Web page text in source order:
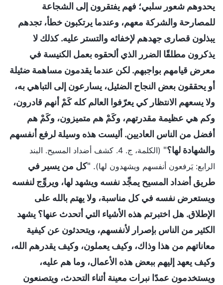
يحدوهم شعور سلبي؛ فهم يفتقرون إلى الشجاعة
للمصارحة والشركة معهم، وعندما يرتكبون خطأ، تجدهم
يبذلون قصارى جهدهم لإخفائه والتستر عليه. كذلك لا
يذكرون مطلقًا الضرر الذي ألحقوه بعمل الكنيسة في
معرض قيامهم بواجبهم. لكن عندما يقدمون مساهمة ضئيلة
أو يحققون بعض النجاح الضئيل، يسارعون إلى التباهي به،
ولا يسعهم الانتظار كي يعرّفوا العالم كله كَمْ أنهم قادرون،
وكم هي عظيمة مقدرتهم، وكَمْ هم متميزون، وكَمْ هم
أفضل من الناس العاديين. أليست هذه وسيلة لرفع أنفسهم
والشهادة لها؟"
(الكلمة، ج. 4. كشف أضداد المسيح. البند
الرابع: يَرفعون أنفسهم ويشهدون لها). "كل من يسير في
طريق أضداد المسيح يمجِّد نفسه ويشهد لها، ويروِّج لنفسه
ويستعرض نفسه في كل مناسبة، ولا يهتم بالله على
الإطلاق. هل اختبرتم هذه الأشياء التي أتحدث عنها؟ يشهد
الكثير من الناس بإصرار لأنفسهم، ويتحدثون عن كيفية
معاناتهم من هذا وذاك، وكيف يعملون، وكيف يقدرهم الله،
وكيف يعهد إليهم ببعض هذه الأعمال، وما هم عليه،
ويستخدمون عمدًا نبرات معينة أثناء التحدث، ويتصنعون